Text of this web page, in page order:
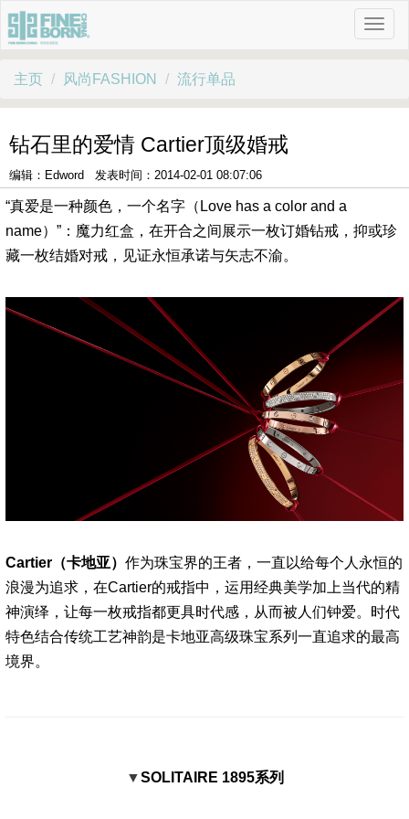
主页 风尚FASHION 流行单品
钻石里的爱情 Cartier顶级婚戒
编辑：Edword 发表时间：2014-02-01 08:07:06
“真爱是一种颜色，一个名字（Love has a color and a
name）”：魔力红盒，在开合之间展示一枚订婚钻戒，抑或珍
藏一枚结婚对戒，见证永恒承诺与矢志不渝。
Cartier（卡地亚） 作为珠宝界的王者，一直以给每个人永恒的
浪漫为追求，在Cartier的戒指中，运用经典美学加上当代的精
神演绎，让每一枚戒指都更具时代感，从而被人们钟爱。时代
特色结合传统工艺神韵是卡地亚高级珠宝系列一直追求的最高
境界。
▼SOLITAIRE 1895系列